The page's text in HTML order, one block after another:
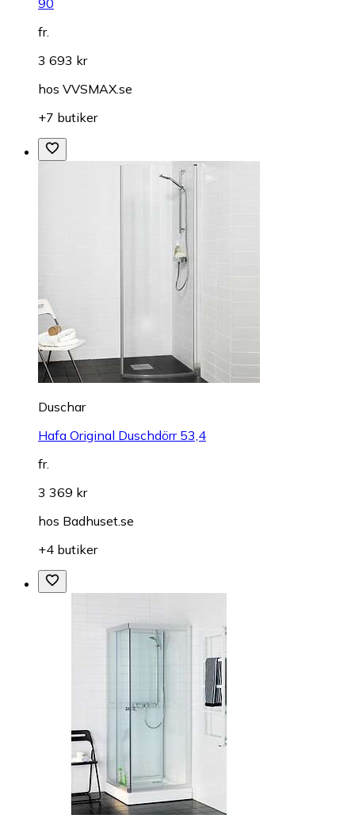
90
fr.
3 693 kr
hos VVSMAX.se
+7 butiker
Duschar
Hafa Original Duschdörr 53,4
fr.
3 369 kr
hos Badhuset.se
+4 butiker